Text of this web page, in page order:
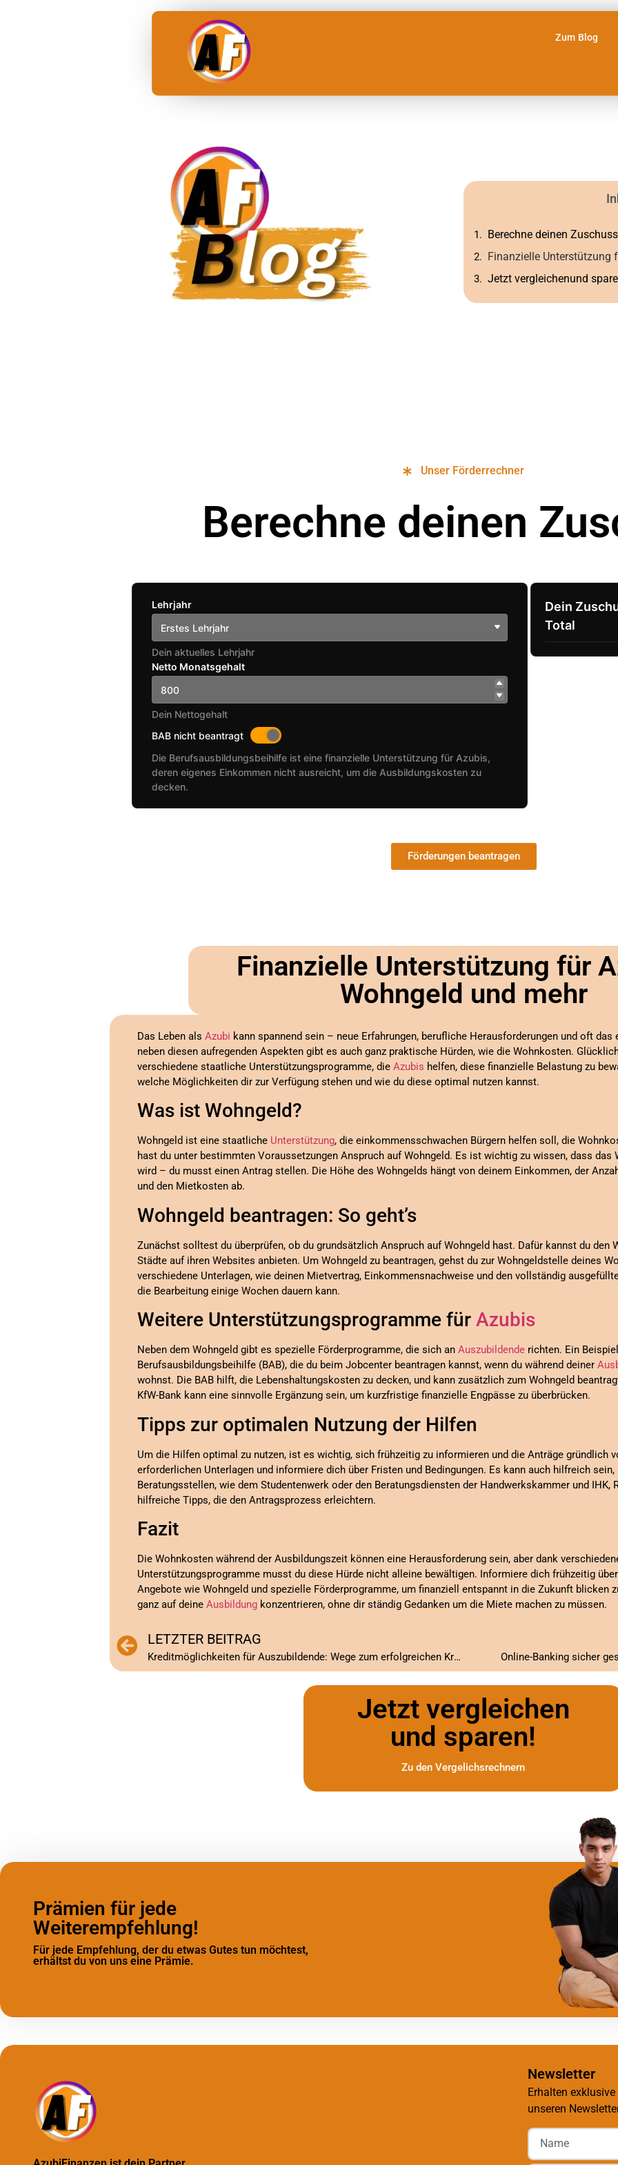
Zum Blog
Berechne deinen Zuschuss
Finanzielle Unterstützung
Jetzt vergleichenund
Unser Förderrechner
Berechne deinen
Lehrjahr
Erstes Lehrjahr
Dein aktuelles Lehrjahr
Netto Monatsgehalt
Dein Nettogehalt
BAB nicht beantragt
Die Berufsausbildungsbeihilfe ist eine finanzielle Unterstützung für Azubis,
deren eigenes Einkommen nicht ausreicht, um die Ausbildungskosten zu
decken.
Dein
Total
Förderungen beantragen
Finanzielle Unterstützung für
Wohngeld und mehr
Das Leben als Azubi kann spannend sein – neue Erfahrungen, berufliche Herausforderungen und oft
neben diesen aufregenden Aspekten gibt es auch ganz praktische Hürden, wie die Wohnkosten.
verschiedene staatliche Unterstützungsprogramme, die Azubis helfen, diese finanzielle Belastung zu
welche Möglichkeiten dir zur Verfügung stehen und wie du diese optimal nutzen kannst.
Was ist Wohngeld?
Wohngeld ist eine staatliche Unterstützung, die einkommensschwachen Bürgern helfen soll, die
hast du unter bestimmten Voraussetzungen Anspruch auf Wohngeld. Es ist wichtig zu wissen, dass
wird – du musst einen Antrag stellen. Die Höhe des Wohngelds hängt von deinem Einkommen, der
und den Mietkosten ab.
Wohngeld beantragen: So geht’s
Zunächst solltest du überprüfen, ob du grundsätzlich Anspruch auf Wohngeld hast. Dafür kannst du den
Städte auf ihren Websites anbieten. Um Wohngeld zu beantragen, gehst du zur Wohngeldstelle deines
verschiedene Unterlagen, wie deinen Mietvertrag, Einkommensnachweise und den vollständig
die Bearbeitung einige Wochen dauern kann.
Weitere Unterstützungsprogramme für Azubis
Neben dem Wohngeld gibt es spezielle Förderprogramme, die sich an Auszubildende richten. Ein
Berufsausbildungsbeihilfe (BAB), die du beim Jobcenter beantragen kannst, wenn du während deiner
wohnst. Die BAB hilft, die Lebenshaltungskosten zu decken, und kann zusätzlich zum Wohngeld
KfW-Bank kann eine sinnvolle Ergänzung sein, um kurzfristige finanzielle Engpässe zu überbrücken.
Tipps zur optimalen Nutzung der Hilfen
Um die Hilfen optimal zu nutzen, ist es wichtig, sich frühzeitig zu informieren und die Anträge gründlich
erforderlichen Unterlagen und informiere dich über Fristen und Bedingungen. Es kann auch hilfreich
Beratungsstellen, wie dem Studentenwerk oder den Beratungsdiensten der Handwerkskammer und IHK,
hilfreiche Tipps, die den Antragsprozess erleichtern.
Fazit
Die Wohnkosten während der Ausbildungszeit können eine Herausforderung sein, aber dank
Unterstützungsprogramme musst du diese Hürde nicht alleine bewältigen. Informiere dich frühzeitig
Angebote wie Wohngeld und spezielle Förderprogramme, um finanziell entspannt in die Zukunft blicken
ganz auf deine Ausbildung konzentrieren, ohne dir ständig Gedanken um die Miete machen zu müssen.
LETZTER BEITRAG
Kreditmöglichkeiten für Auszubildende: Wege zum erfolgreichen Kreditantrag Online-Banking sicher
Jetzt vergleichen
und sparen!
Zu den Vergelichsrechnern
Prämien für jede
Weiterempfehlung!
Für jede Empfehlung, der du etwas Gutes tun möchtest,
erhältst du von uns eine Prämie.
Newsletter
Erhalten
unseren